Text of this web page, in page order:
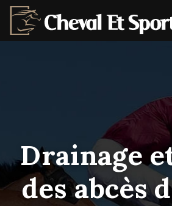
Drainage
des abcès